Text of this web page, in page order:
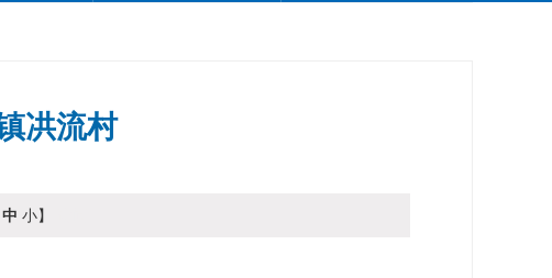
㓋流村
中 小】